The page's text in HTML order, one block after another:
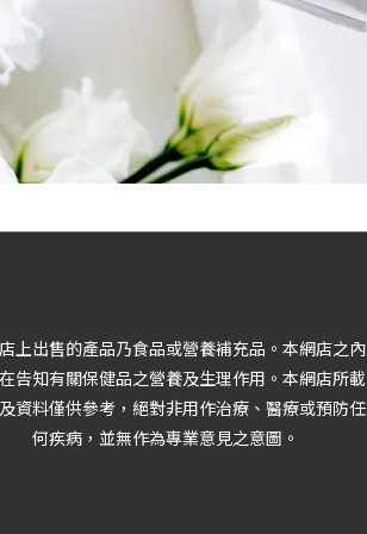
上出售的產品乃食品或營養補充品。本網店之內
告知有關保健品之營養及生理作用。本網店所載
資料僅供參考，絕對非用作治療、醫療或預防任
何疾病，並無作為專業意見之意圖。